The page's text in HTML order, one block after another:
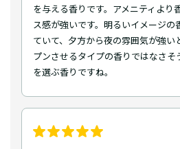
を与える香りです。アメニティより
ス感が強いです。明るいイメージの
ていて、夕方から夜の雰囲気が強い
プンさせるタイプの香りではなさ
を選ぶ香りですね。